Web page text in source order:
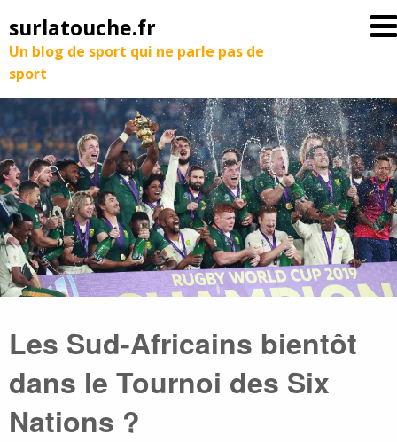
surlatouche.fr
Un blog de sport qui ne parle pas de
sport
Les Sud-Africains bientôt
dans le Tournoi des Six
Nations ?